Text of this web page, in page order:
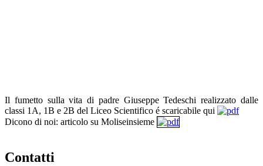
Il fumetto sulla vita di padre Giuseppe Tedeschi realizzato dalle
classi 1A, 1B e 2B del Liceo Scientifico é scaricabile qui
Dicono di noi: articolo su Moliseinsieme
Contatti